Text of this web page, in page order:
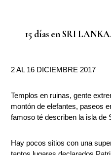
15 días en SRI
2 AL 16 DICIEMBRE 2017
Templos en ruinas, gente
montón de elefantes, paseos
famoso té describen la isla de
Hay pocos sitios con una